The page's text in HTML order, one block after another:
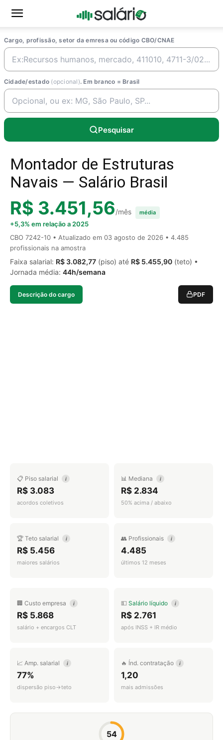
Cargo, profissão, setor da emresa ou código CBO/CNAE
Cidade/estado (opcional). Em branco = Brasil
Pesquisar
Montador de Estruturas
Navais — Salário Brasil
R$ 3.451,56/mês média
+5,3% em relação a 2025
CBO 7242-10 • Atualizado em 03 agosto de 2026 • 4.485
profissionais na amostra
Faixa salarial: R$ 3.082,77 (piso) até R$ 5.455,90 (teto) •
Jornada média: 44h/semana
Descrição do cargo PDF
📋 Piso salarial i
R$ 3.083
acordos coletivos
📊 Mediana i
R$ 2.834
50% acima / abaixo
🏆 Teto salarial i
R$ 5.456
maiores salários
👥 Profissionais i
4.485
últimos 12 meses
🏢 Custo empresa i
R$ 5.868
salário + encargos CLT
💵 Salário líquido i
R$ 2.761
após INSS + IR médio
📈 Amp. salarial i
77%
dispersão piso→teto
🔥 Índ. contratação i
1,20
mais admissões
54